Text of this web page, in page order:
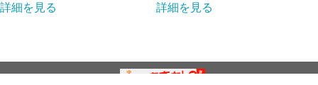
詳細を見る 詳細を見る